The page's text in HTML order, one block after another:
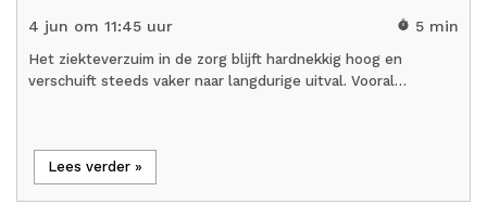
4 jun om 11:45 uur timer 5 min
Het ziekteverzuim in de zorg blijft hardnekkig hoog en
verschuift steeds vaker naar langdurige uitval. Vooral…
Lees verder »